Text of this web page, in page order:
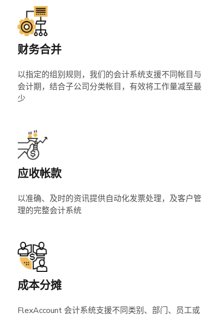
财务合并
以指定的组别规则，我们的会计系统支援不同帐目与
会计期，结合子公司分类帐目，有效将工作量减至最
少
应收帐款
以准确、及时的资讯提供自动化发票处理，及客户管
理的完整会计系统
成本分摊
FlexAccount 会计系统支援不同类别、部门、员工或